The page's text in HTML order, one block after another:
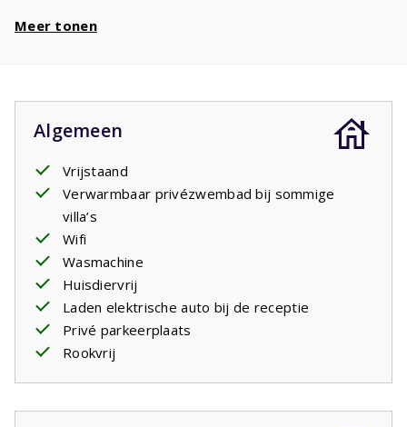
de inbouwapparatuur
op de eerste verdieping. De masterbedroom heeft
eenbadkamer ensuite
, douche en dubbele
wastafel. De twee andere slaapkamers hebben de
beschikking over de
en een dubbele wastafel heeft. Er is een apart 2e toilet.
In de ruime tuin geniet u van het luxe tuinmeubilair met
ligbedden
een duik in hetzwembad
de eerste week in oktober geopend is en ziet u de
kinderen spelen in het water. Begin van de avond gaat de
barbecueaan en kunt u tot laat genieten van de warme
zomeravond in Frankrijk.
Meer tonen
Algemeen
Vrijstaand
Verwarmbaar privézwembad bij sommige
villa’s
Wifi
Wasmachine
Huisdiervrij
Laden elektrische auto bij de receptie
Privé parkeerplaats
Rookvrij